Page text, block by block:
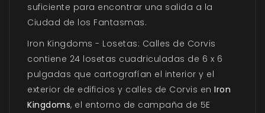
suficiente para encontrar una salida a la
Ciudad de los Fantasmas.
Iron Kingdoms - Losetas: Calles de Corvis
contiene 24 losetas cuadriculadas de 6 x 6
pulgadas que cartografían el interior y el
exterior de edificios y calles de Corvis en Iron
Kingdoms, el entorno de campaña de 5E